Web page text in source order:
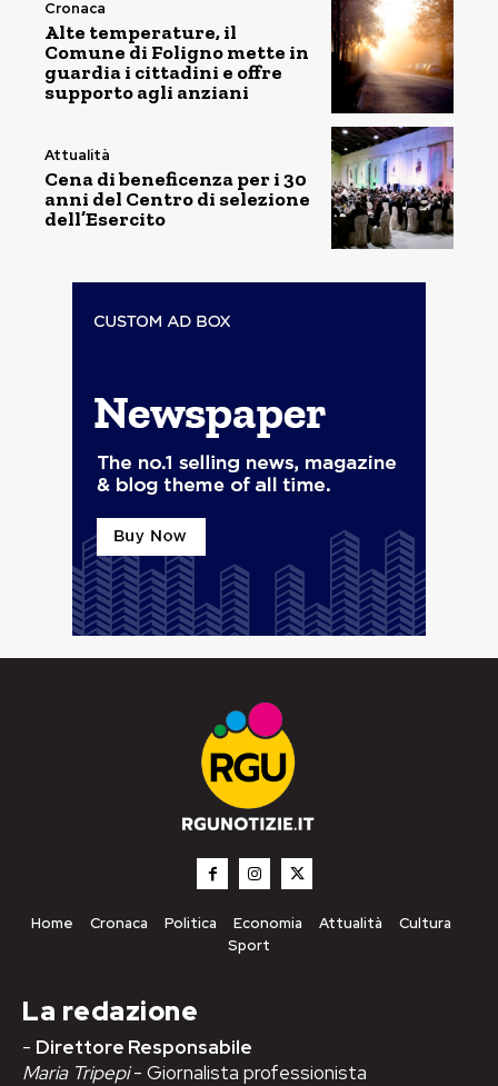
Cronaca
Alte temperature, il
Comune di Foligno mette in
guardia i cittadini e offre
supporto agli anziani
Attualità
Cena di beneficenza per i 30
anni del Centro di selezione
dell’Esercito
Home Cronaca Politica Economia Attualità
Cultura
Sport
La redazione
- Direttore Responsabile
Maria Tripepi- Giornalista professionista